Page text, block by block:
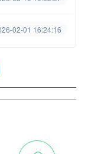
02-01 16:24:16